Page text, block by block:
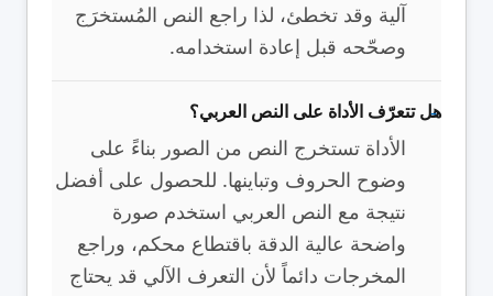
آلية وقد تخطئ، لذا راجع النص المُستخرَج
وصحّحه قبل إعادة استخدامه.
هل تتعرّف الأداة على النص العربي؟
الأداة تستخرج النص من الصور بناءً على
وضوح الحروف وتباينها. للحصول على أفضل
نتيجة مع النص العربي استخدم صورة
واضحة عالية الدقة باقتطاع محكم، وراجع
المخرجات دائماً لأن التعرف الآلي قد يحتاج